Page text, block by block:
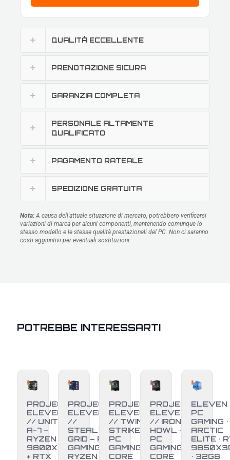
QUALITÀ ECCELLENTE
PRENOTAZIONE SICURA
GARANZIA COMPLETA
PERSONALE ALTAMENTE
QUALIFICATO
PAGAMENTO RATEALE
SPEDIZIONE GRATUITA
Nota: A causa dell'attuale situazione di mercato, potrebbero verificarsi
variazioni di marca per alcuni componenti, mantenendo comunque lo
stesso modello e le stesse qualità prestazionali del PC. Non ci saranno
costi aggiuntivi per eventuali sostituzioni.
POTREBBE INTERESSARTI
PROJECT
ELEVEN
// UNITÀ
A-7 –
RYZEN 7
9800X3D
+ RTX
PROJECT
ELEVEN
//
STEALTH
GRID – PC
GAMING
RYZEN 7
PROJECT
ELEVEN
// TWIN
STRIKE –
PC
GAMING
CORE
PROJECT
ELEVEN
// IRON
HOWL –
PC
GAMING
CORE
ELEVEN
PC
GAMING •
ARCTIC
ELITE •
• 32GB